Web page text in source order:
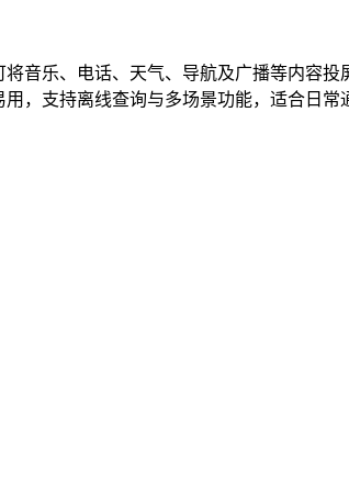
音乐、电话、天气、导航及广播等内容投
，支持离线查询与多场景功能，适合日常